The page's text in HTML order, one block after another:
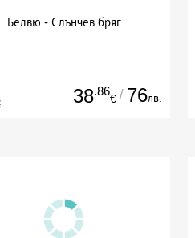
Белвю - Слънчев бряг
38.86
€ / 76лв.